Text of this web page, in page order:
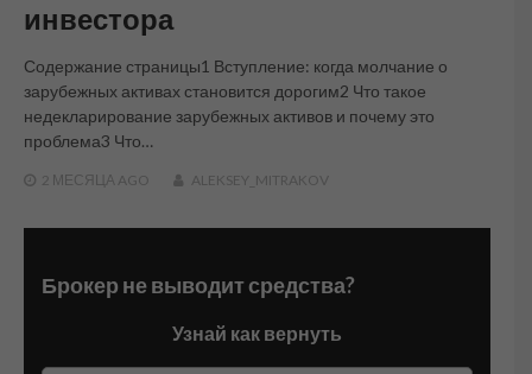
инвестора
Содержание страницы1 Вступление: когда молчание о
зарубежных активах становится дорогим2 Что такое
недекларирование зарубежных активов и почему это
проблема3 Что…
2 МЕСЯЦА AGO ALEKSEY_MITRAKOV
Брокер не выводит средства?
Узнай как вернуть